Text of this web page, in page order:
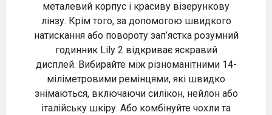
металевий корпус і красиву візерункову
лінзу. Крім того, за допомогою швидкого
натискання або повороту зап’ястка розумний
годинник Lily 2 відкриває яскравий
дисплей. Вибирайте між різноманітними 14-
міліметровими ремінцями, які швидко
знімаються, включаючи силікон, нейлон або
італійську шкіру. Або комбінуйте чохли та